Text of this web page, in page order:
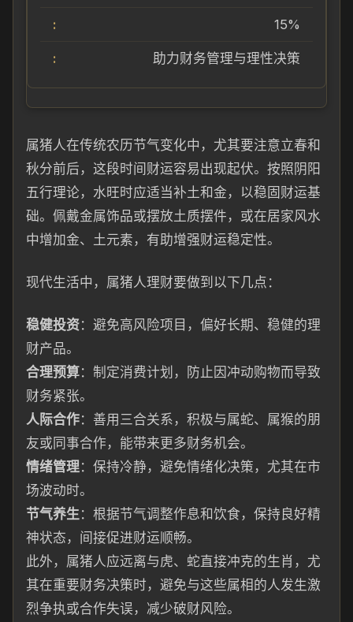
15%
助力财务管理与理性决策
属猪人在传统农历节气变化中，尤其要注意立春和
秋分前后，这段时间财运容易出现起伏。按照阴阳
五行理论，水旺时应适当补土和金，以稳固财运基
础。佩戴金属饰品或摆放土质摆件，或在居家风水
中增加金、土元素，有助增强财运稳定性。
现代生活中，属猪人理财要做到以下几点：
稳健投资：避免高风险项目，偏好长期、稳健的理
财产品。
合理预算：制定消费计划，防止因冲动购物而导致
财务紧张。
人际合作：善用三合关系，积极与属蛇、属猴的朋
友或同事合作，能带来更多财务机会。
情绪管理：保持冷静，避免情绪化决策，尤其在市
场波动时。
节气养生：根据节气调整作息和饮食，保持良好精
神状态，间接促进财运顺畅。
此外，属猪人应远离与虎、蛇直接冲克的生肖，尤
其在重要财务决策时，避免与这些属相的人发生激
烈争执或合作失误，减少破财风险。